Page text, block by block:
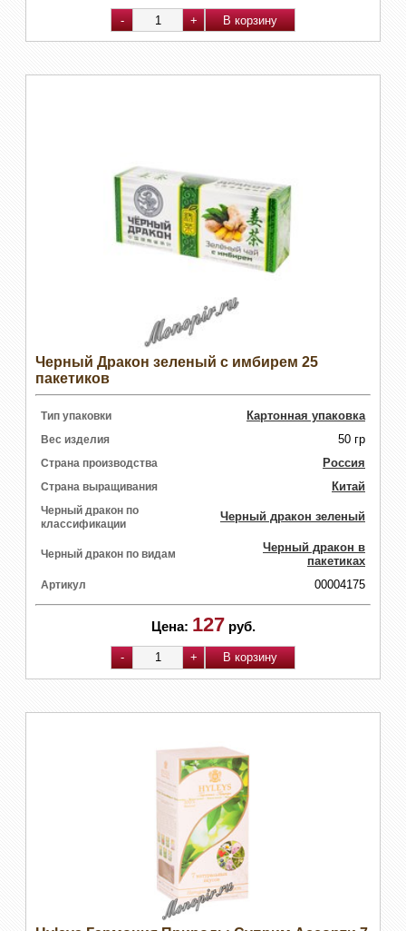
Черный Дракон зеленый с имбирем 25
пакетиков
Тип упаковки Картонная упаковка
Вес изделия 50 гр
Страна производства Россия
Страна выращивания Китай
Черный дракон по
классификации
Черный дракон зеленый
Черный дракон по видам
Черный дракон в
пакетиках
Артикул 00004175
Цена: 127 руб.